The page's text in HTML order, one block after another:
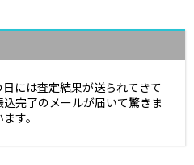
には査定結果が送られてきて
完了のメールが届いて驚きま
す。